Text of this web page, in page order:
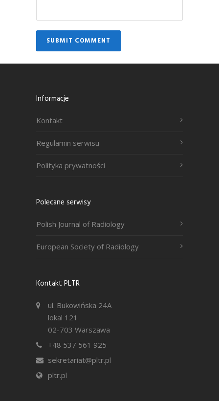
Informacje
Kontakt
Regulamin serwisu
Polityka prywatności
Polecane serwisy
Polish Journal of Radiology
European Society of Radiology
Kontakt PLTR
ul. Bukowińska 24A
lokal 121
02-703 Warszawa
+48 537 561 925
sekretariat@pltr.pl
pltr.pl